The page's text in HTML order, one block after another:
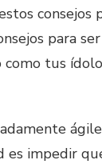
para
tus
es impedir